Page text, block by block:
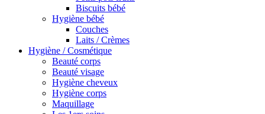
Biscuits bébé
Hygiène bébé
Couches
Laits / Crèmes
Hygiène / Cosmétique
Beauté corps
Beauté visage
Hygiène cheveux
Hygiène corps
Maquillage